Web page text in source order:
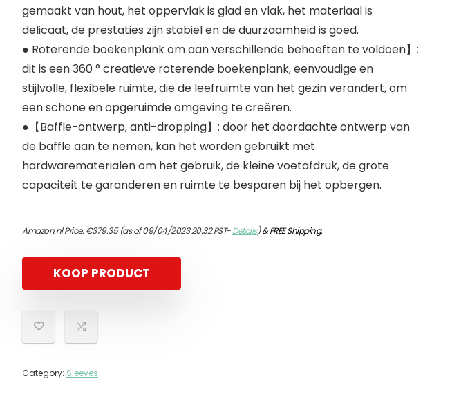
gemaakt van hout, het oppervlak is glad en vlak, het materiaal is
delicaat, de prestaties zijn stabiel en de duurzaamheid is goed.
● Roterende boekenplank om aan verschillende behoeften te voldoen】:
dit is een 360 ° creatieve roterende boekenplank, eenvoudige en
stijlvolle, flexibele ruimte, die de leefruimte van het gezin verandert, om
een ​​schone en opgeruimde omgeving te creëren.
●【Baffle-ontwerp, anti-dropping】: door het doordachte ontwerp van
de baffle aan te nemen, kan het worden gebruikt met
hardwarematerialen om het gebruik, de kleine voetafdruk, de grote
capaciteit te garanderen en ruimte te besparen bij het opbergen.
Amazon.nl Price:€379.35(as of 09/04/2023 20:32 PST-Details)&FREE Shipping.
KOOP PRODUCT
Category: Sleeves